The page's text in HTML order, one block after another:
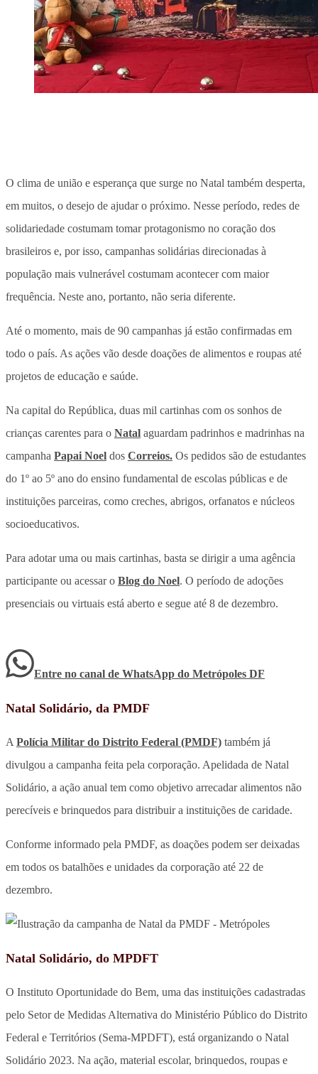
O clima de união e esperança que surge no Natal também desperta,
em muitos, o desejo de ajudar o próximo. Nesse período, redes de
solidariedade costumam tomar protagonismo no coração dos
brasileiros e, por isso, campanhas solidárias direcionadas à
população mais vulnerável costumam acontecer com maior
frequência. Neste ano, portanto, não seria diferente.
Até o momento, mais de 90 campanhas já estão confirmadas em
todo o país. As ações vão desde doações de alimentos e roupas até
projetos de educação e saúde.
Na capital do República, duas mil cartinhas com os sonhos de
crianças carentes para o Natal aguardam padrinhos e madrinhas na
campanha Papai Noel dos Correios. Os pedidos são de estudantes
do 1º ao 5º ano do ensino fundamental de escolas públicas e de
instituições parceiras, como creches, abrigos, orfanatos e núcleos
socioeducativos.
Para adotar uma ou mais cartinhas, basta se dirigir a uma agência
participante ou acessar o Blog do Noel. O período de adoções
presenciais ou virtuais está aberto e segue até 8 de dezembro.
Entre no canal de WhatsApp do Metrópoles DF
Natal Solidário, da PMDF
A Polícia Militar do Distrito Federal (PMDF) também já
divulgou a campanha feita pela corporação. Apelidada de Natal
Solidário, a ação anual tem como objetivo arrecadar alimentos não
perecíveis e brinquedos para distribuir a instituições de caridade.
Conforme informado pela PMDF, as doações podem ser deixadas
em todos os batalhões e unidades da corporação até 22 de
dezembro.
Natal Solidário, do MPDFT
O Instituto Oportunidade do Bem, uma das instituições cadastradas
pelo Setor de Medidas Alternativa do Ministério Público do Distrito
Federal e Territórios (Sema-MPDFT), está organizando o Natal
Solidário 2023. Na ação, material escolar, brinquedos, roupas e